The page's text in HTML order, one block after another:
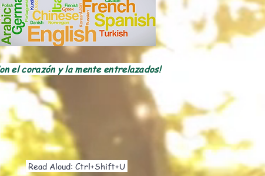
el corazón y la mente entrelazados!
Read Aloud: Ctrl+Shift+U